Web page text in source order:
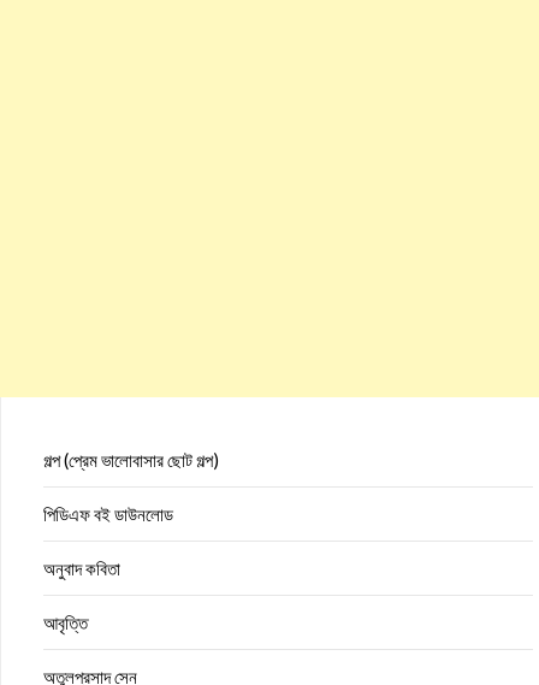
গল্প (প্রেম ভালোবাসার ছোট গল্প)
পিডিএফ বই ডাউনলোড
অনুবাদ কবিতা
আবৃত্তি
অতুলপ্রসাদ সেন